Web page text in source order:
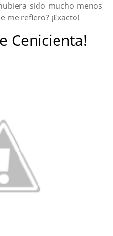
sido mucho menos
me refiero? ¡Exacto!
Cenicienta!